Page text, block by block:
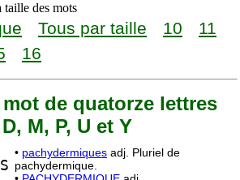
des mots
Tous par taille 10
11
16
de quatorze lettres
M, P, U et Y
• pachydermiques adj. Pluriel de
pachydermique.